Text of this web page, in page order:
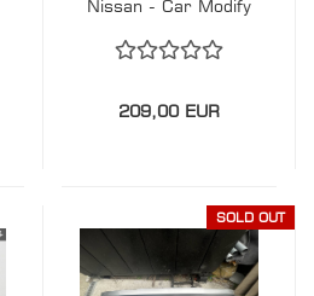
Nissan - Car Modify
209,00 EUR
SOLD OUT